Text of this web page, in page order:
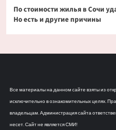
По стоимости жилья в Сочи
Но есть и другие причины
Все материалы на данном сайте взяты из
исключительно в ознакомительных целях.
владельцам. Администрация сайта
несет. Сайт не является СМИ!